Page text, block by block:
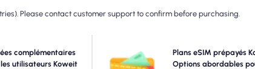
Please contact customer support to confirm before purchasing.
complémentaires
utilisateurs Koweit
étendant votre plan?
à votre
Plans eSIM prépayés
Options abordables
Choisissez nos plans eSIM prépayés
connectivité 4G / 5G sans tracas. Payez